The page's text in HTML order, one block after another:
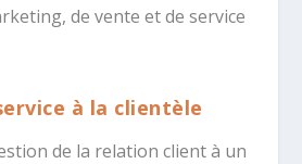
de vente et de service
à la clientèle
de la relation client à un